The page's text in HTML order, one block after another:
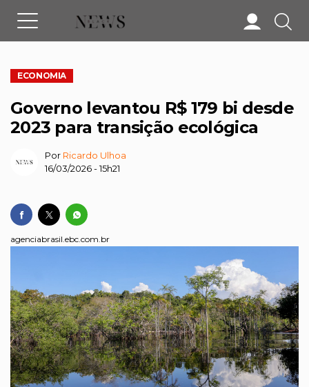
ECONOMIA
Governo levantou R$ 179 bi desde
2023 para transição ecológica
Por Ricardo Ulhoa
16/03/2026 - 15h21
agenciabrasil.ebc.com.br